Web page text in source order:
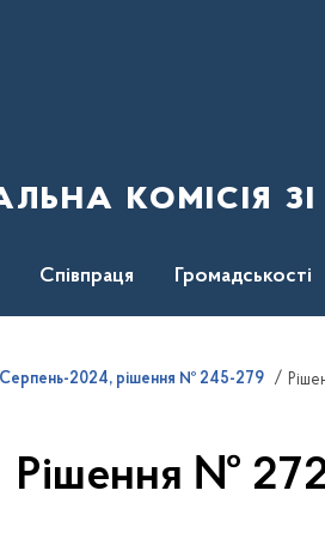
комісія
Співпраця Громадськості
Серпень-2024, рішення № 245-279
Рішення №